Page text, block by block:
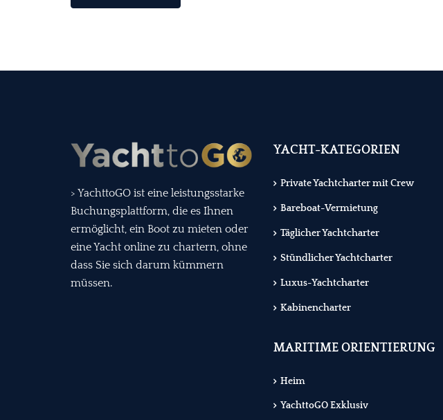
> YachttoGO ist eine leistungsstarke
Buchungsplattform, die es Ihnen
ermöglicht, ein Boot zu mieten oder
eine Yacht online zu chartern, ohne
dass Sie sich darum kümmern
müssen.
YACHT-KATEGORIEN
Private Yachtcharter mit Crew
Bareboat-Vermietung
Täglicher Yachtcharter
Stündlicher Yachtcharter
Luxus-Yachtcharter
Kabinencharter
MARITIME ORIENTIERUNG
Heim
YachttoGO Exklusiv